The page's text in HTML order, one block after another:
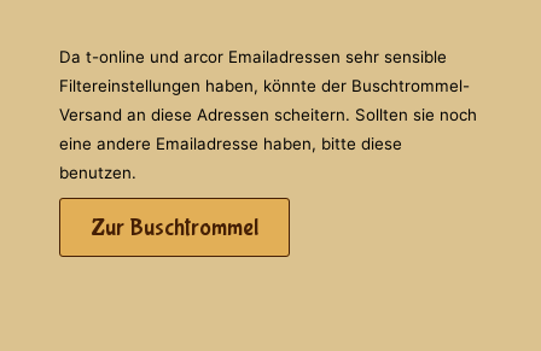
Da t-online und arcor Emailadressen sehr sensible
Filtereinstellungen haben, könnte der Buschtrommel-
Versand an diese Adressen scheitern. Sollten sie noch
eine andere Emailadresse haben, bitte diese
benutzen.
Zur Buschtrommel